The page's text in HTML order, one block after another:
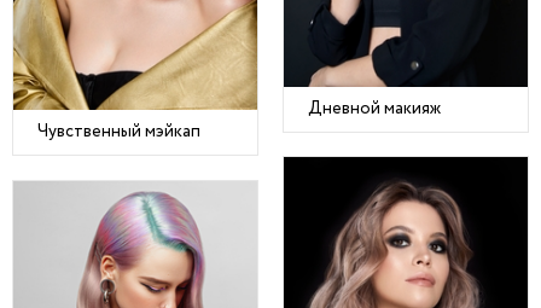
Чувственный мэйкап
Дневной макияж